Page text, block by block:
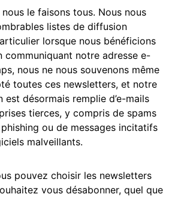
le faisons tous. Nous nous
listes de diffusion
lorsque nous bénéficions
communiquant notre adresse e-
nous ne nous souvenons même
toutes ces newsletters, et notre
désormais remplie d’e-mails
tierces, y compris de spams
ou de messages incitatifs
malveillants.
pouvez choisir les newsletters
vous désabonner, quel que